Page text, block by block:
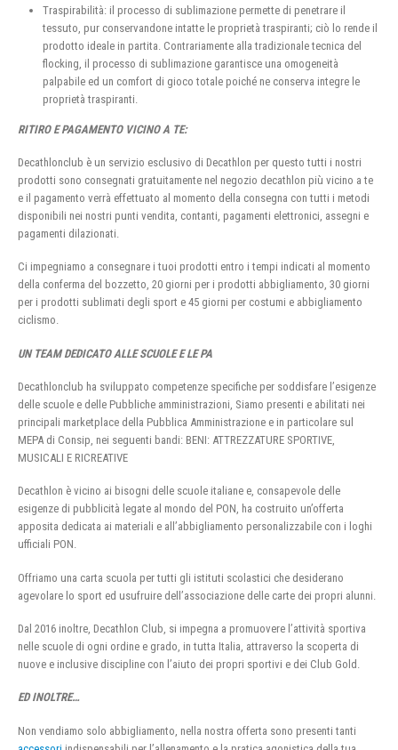
Traspirabilità: il processo di sublimazione permette di penetrare il
tessuto, pur conservandone intatte le proprietà traspiranti; ciò lo rende il
prodotto ideale in partita. Contrariamente alla tradizionale tecnica del
flocking, il processo di sublimazione garantisce una omogeneità
palpabile ed un comfort di gioco totale poiché ne conserva integre le
proprietà traspiranti.
RITIRO E PAGAMENTO VICINO A TE:
Decathlonclub è un servizio esclusivo di Decathlon per questo tutti i nostri
prodotti sono consegnati gratuitamente nel negozio decathlon più vicino a te
e il pagamento verrà effettuato al momento della consegna con tutti i metodi
disponibili nei nostri punti vendita, contanti, pagamenti elettronici, assegni e
pagamenti dilazionati.
Ci impegniamo a consegnare i tuoi prodotti entro i tempi indicati al momento
della conferma del bozzetto, 20 giorni per i prodotti abbigliamento, 30 giorni
per i prodotti sublimati degli sport e 45 giorni per costumi e abbigliamento
ciclismo.
UN TEAM DEDICATO ALLE SCUOLE E LE PA
Decathlonclub ha sviluppato competenze specifiche per soddisfare l’esigenze
delle scuole e delle Pubbliche amministrazioni, Siamo presenti e abilitati nei
principali marketplace della Pubblica Amministrazione e in particolare sul
MEPA di Consip, nei seguenti bandi: BENI: ATTREZZATURE SPORTIVE,
MUSICALI E RICREATIVE
Decathlon è vicino ai bisogni delle scuole italiane e, consapevole delle
esigenze di pubblicità legate al mondo del PON, ha costruito un’offerta
apposita dedicata ai materiali e all’abbigliamento personalizzabile con i loghi
ufficiali PON.
Offriamo una carta scuola per tutti gli istituti scolastici che desiderano
agevolare lo sport ed usufruire dell’associazione delle carte dei propri alunni.
Dal 2016 inoltre, Decathlon Club, si impegna a promuovere l’attività sportiva
nelle scuole di ogni ordine e grado, in tutta Italia, attraverso la scoperta di
nuove e inclusive discipline con l’aiuto dei propri sportivi e dei Club Gold.
ED INOLTRE…
Non vendiamo solo abbigliamento, nella nostra offerta sono presenti tanti